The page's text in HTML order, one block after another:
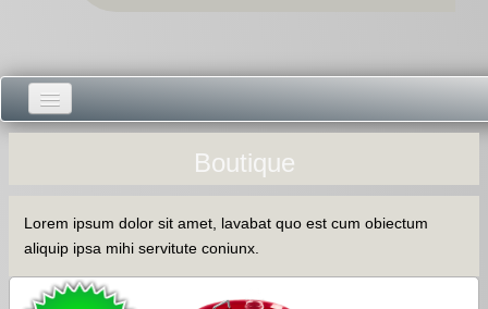
Accueil -
Présentations -
Salle des Fêtes -
Boutique
Lorem ipsum dolor sit amet, lavabat quo est cum obiectum
aliquip ipsa mihi servitute coniunx.